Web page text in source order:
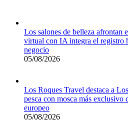
Los salones de belleza afrontan
virtual con IA integra el registro
negocio
05/08/2026
Los Roques Travel destaca a
pesca con mosca más exclusivo
europeo
05/08/2026